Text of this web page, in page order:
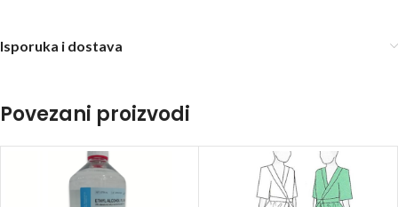
Isporuka i dostava
Povezani proizvodi